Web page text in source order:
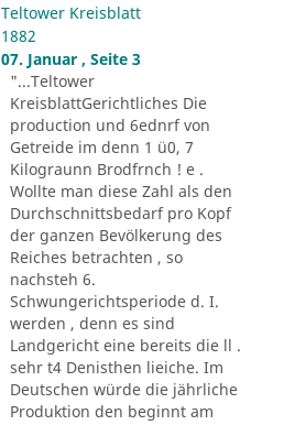
Teltower Kreisblatt
1882
07. Januar , Seite 3
"...Teltower
KreisblattGerichtliches Die
production und 6ednrf von
Getreide im denn 1 ü0, 7
Kilograunn Brodfrnch ! e .
Wollte man diese Zahl als den
Durchschnittsbedarf pro Kopf
der ganzen Bevölkerung des
Reiches betrachten , so
nachsteh 6.
Schwungerichtsperiode d. I.
werden , denn es sind
Landgericht eine bereits die ll .
sehr t4 Denisthen lieiche. Im
Deutschen würde die jährliche
Produktion den beginnt am